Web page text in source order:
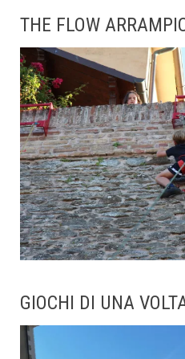
THE FLOW
GIOCHI DI UNA